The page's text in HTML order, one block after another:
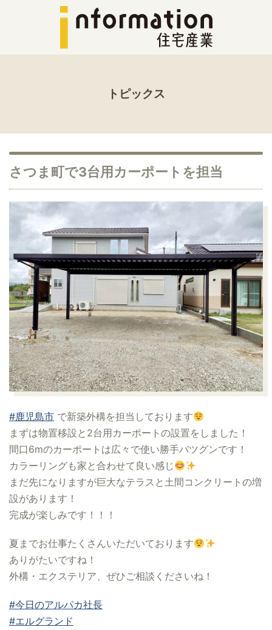
トピックス
さつま町で3台用カーポートを担当
#鹿児島市 で新築外構を担当しております
まずは物置移設と2台用カーポートの設置をしました！
間口6mのカーポートは広々で使い勝手バツグンです！
カラーリングも家と合わせて良い感じ
まだ先になりますが巨大なテラスと土間コンクリートの増
設があります！
完成が楽しみです！！！
夏までお仕事たくさんいただいております
ありがたいですね！
外構・エクステリア、ぜひご相談くださいね！
#今日のアルパカ社長
#エルグランド